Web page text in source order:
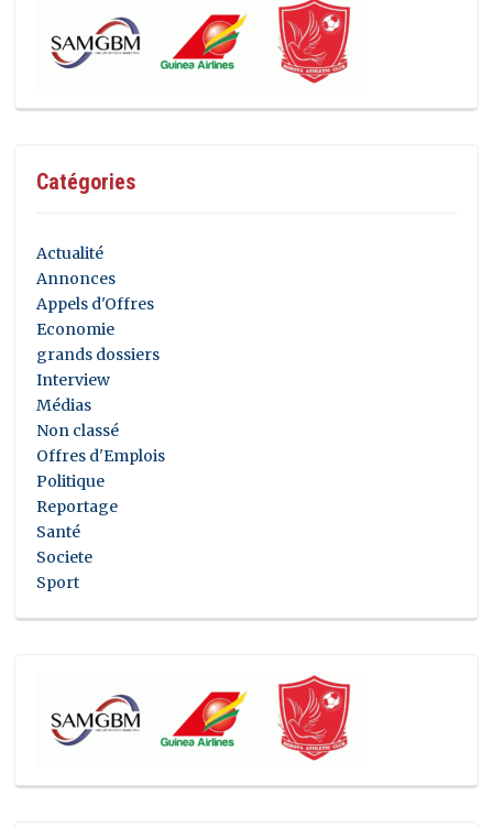
Catégories
Actualité
Annonces
Appels d'Offres
Economie
grands dossiers
Interview
Médias
Non classé
Offres d'Emplois
Politique
Reportage
Santé
Societe
Sport